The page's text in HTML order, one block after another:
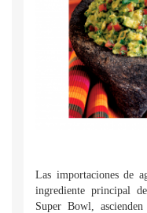
Las importaciones de
ingrediente principal
Super Bowl,